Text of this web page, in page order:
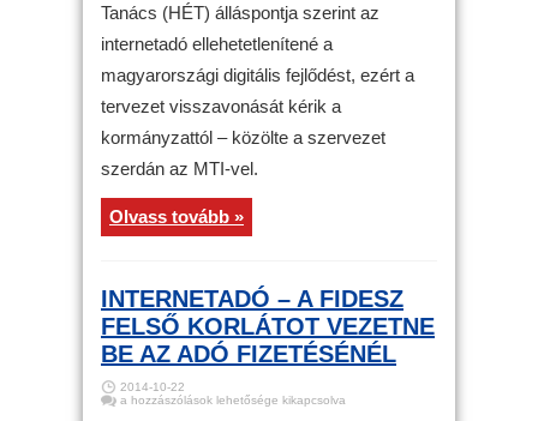
visszavonását
bejegyzéshez
Tanács (HÉT) álláspontja szerint az
internetadó ellehetetlenítené a
magyarországi digitális fejlődést, ezért a
tervezet visszavonását kérik a
kormányzattól – közölte a szervezet
szerdán az MTI-vel.
Olvass tovább »
INTERNETADÓ – A FIDESZ
FELSŐ KORLÁTOT VEZETNE
BE AZ ADÓ FIZETÉSÉNÉL
2014-10-22
Internetadó
a hozzászólások lehetősége kikapcsolva